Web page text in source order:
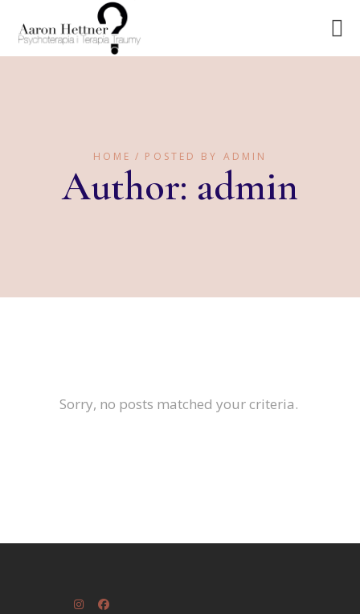
HOME POSTED BY ADMIN
Author: admin
Sorry, no posts matched your criteria.